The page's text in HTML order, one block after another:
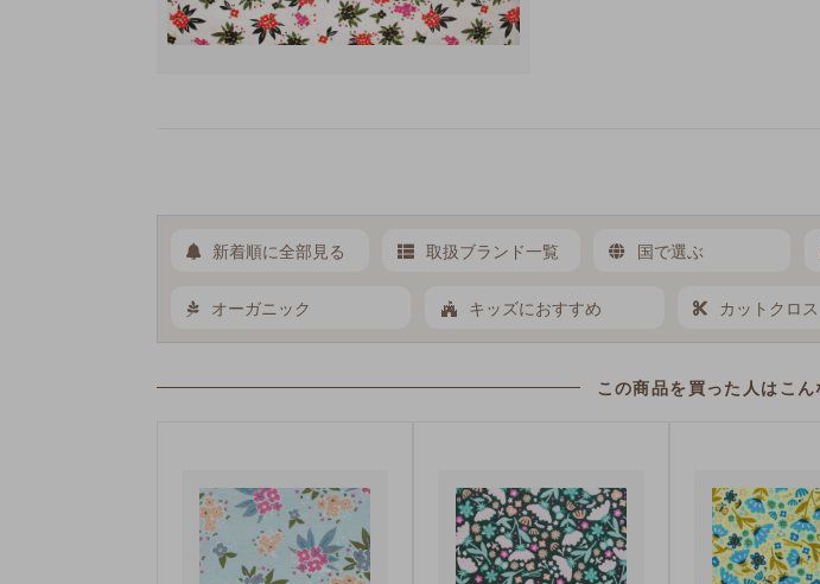
新着順に全部見る 取扱ブランド一覧 国で選ぶ
オーガニック キッズにおすすめ カットクロス
この商品を買った人はこ